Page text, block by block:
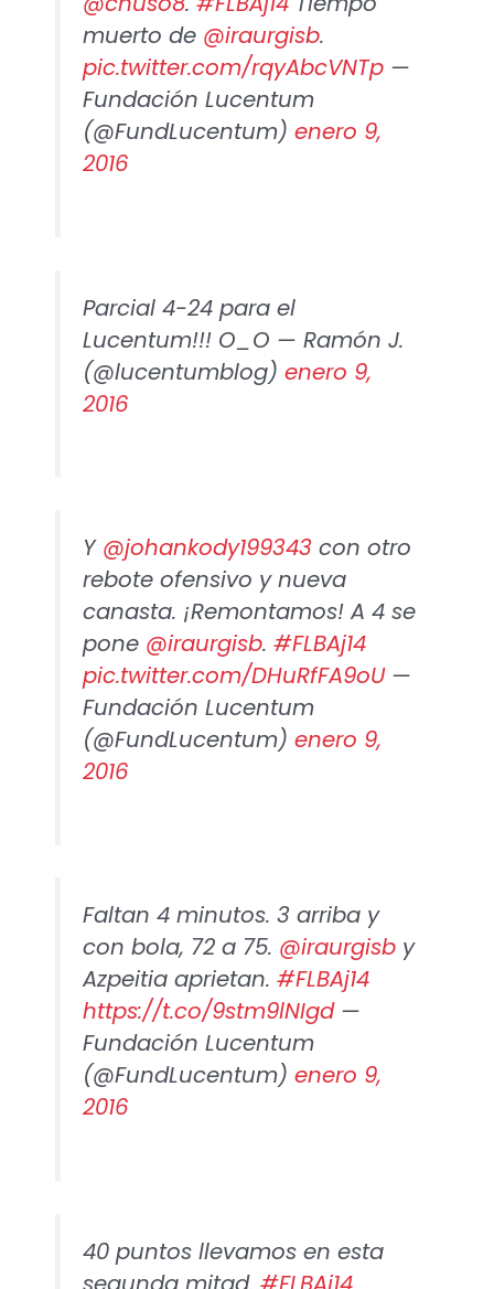
muerto de @iraurgisb.
pic.twitter.com/rqyAbcVNTp—
Fundación Lucentum
(@FundLucentum) enero 9,
2016
Parcial 4-24 para el
Lucentum!!! O_O — Ramón J.
(@lucentumblog) enero 9,
2016
Y @johankody199343 con otro
rebote ofensivo y nueva
canasta. ¡Remontamos! A 4 se
pone @iraurgisb. #FLBAj14
pic.twitter.com/DHuRfFA9oU—
Fundación Lucentum
(@FundLucentum) enero 9,
2016
Faltan 4 minutos. 3 arriba y
con bola, 72 a 75. @iraurgisby
Azpeitia aprietan. #FLBAj14
https://t.co/9stm9lNIgd—
Fundación Lucentum
(@FundLucentum) enero 9,
2016
40 puntos llevamos en esta